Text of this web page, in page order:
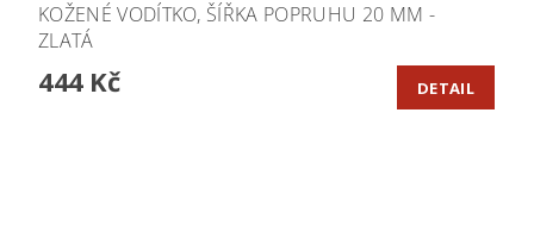
KOŽENÉ VODÍTKO, ŠÍŘKA POPRUHU 20 MM -
ZLATÁ
444 Kč DETAIL